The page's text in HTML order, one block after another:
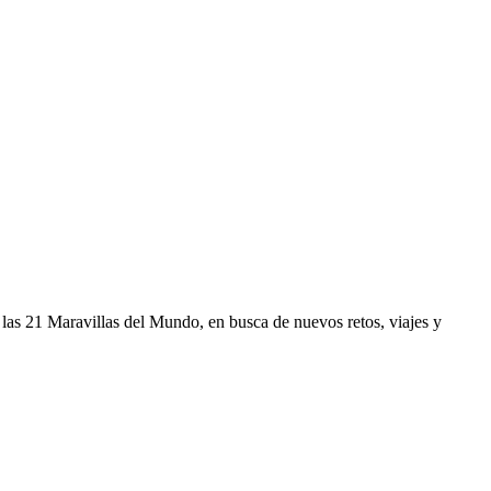
21 Maravillas del Mundo, en busca de nuevos retos, viajes y